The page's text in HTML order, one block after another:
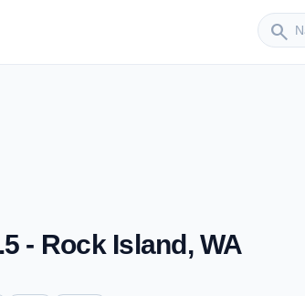
search
Sender
- Rock Island, WA